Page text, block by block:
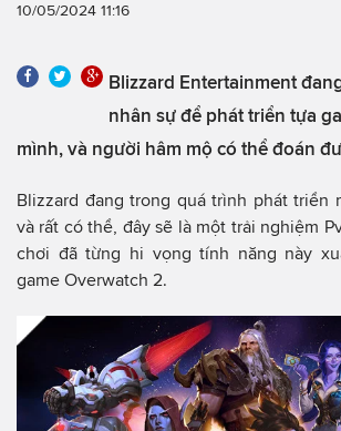
10/05/2024 11:16
Blizzard Entertainment
nhân sự để phát triển tựa
mình, và người hâm mộ có thể đoán
Blizzard đang trong quá trình phát triển
và rất có thể, đây sẽ là một trải nghiệm
chơi đã từng hi vọng tính năng này
game Overwatch 2.